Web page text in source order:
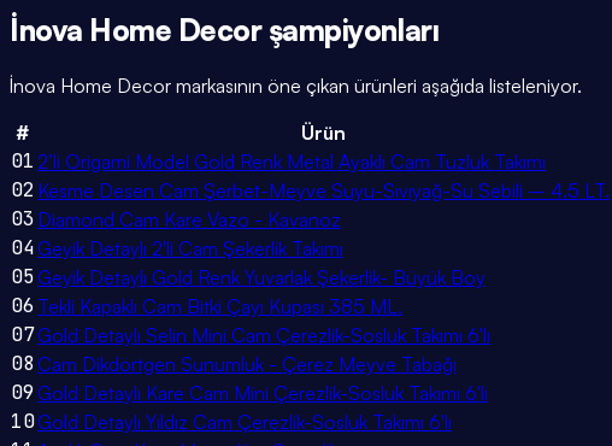
İnova Home Decor şampiyonları
İnova Home Decor markasının öne çıkan ürünleri aşağıda listeleniyor.
#
Ürün
01 2’li Origami Model Gold Renk Metal Ayaklı Cam Tuzluk Takımı
02 Kesme Desen Cam Şerbet-Meyve Suyu-Sıvıyağ-Su Sebili – 4.5 LT.
03 Diamond Cam Kare Vazo - Kavanoz
04 Geyik Detaylı 2'li Cam Şekerlik Takımı
05 Geyik Detaylı Gold Renk Yuvarlak Şekerlik- Büyük Boy
06 Tekli Kapaklı Cam Bitki Çayı Kupası 385 ML.
07Gold Detaylı Selin Mini Cam Çerezlik-Sosluk Takımı 6'lı
08 Cam Dikdörtgen Sunumluk - Çerez Meyve Tabağı
09 Gold Detaylı Kare Cam Mini Çerezlik-Sosluk Takımı 6'lı
10Gold Detaylı Yıldız Cam Çerezlik-Sosluk Takımı 6'lı